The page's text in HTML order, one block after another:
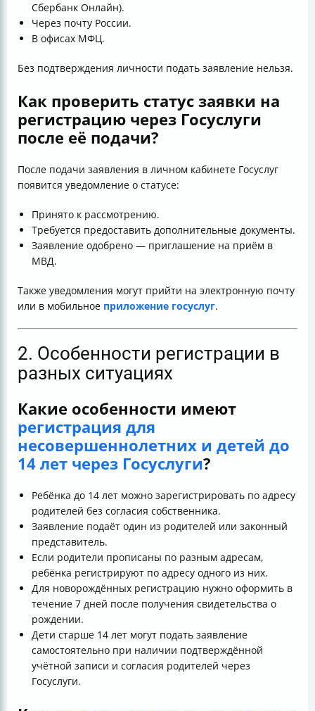
Сбербанк Онлайн).
Через почту России.
В офисах МФЦ.
Без подтверждения личности подать заявление нельзя.
Как проверить статус заявки на
регистрацию через Госуслуги
после её подачи?
После подачи заявления в личном кабинете Госуслуг
появится уведомление о статусе:
Принято к рассмотрению.
Требуется предоставить дополнительные документы.
Заявление одобрено — приглашение на приём в
МВД.
Также уведомления могут прийти на электронную почту
или в мобильное приложение госуслуг.
2. Особенности регистрации в
разных ситуациях
Какие особенности имеют
регистрация для
несовершеннолетних и детей до
14 лет через Госуслуги?
Ребёнка до 14 лет можно зарегистрировать по адресу
родителей без согласия собственника.
Заявление подаёт один из родителей или законный
представитель.
Если родители прописаны по разным адресам,
ребёнка регистрируют по адресу одного из них.
Для новорождённых регистрацию нужно оформить в
течение 7 дней после получения свидетельства о
рождении.
Дети старше 14 лет могут подать заявление
самостоятельно при наличии подтверждённой
учётной записи и согласия родителей через
Госуслуги.